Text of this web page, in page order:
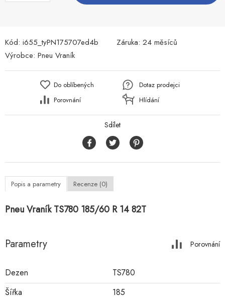
Kód: i655_tyPN175707ed4b Záruka: 24 měsíců
Výrobce: Pneu Vraník
Do oblíbených
Porovnání
Dotaz prodejci
Hlídání
Sdílet
Popis a parametry Recenze (0)
Pneu Vraník TS780 185/60 R 14 82T
Parametry Porovnání
Dezen
TS780
Šířka
185